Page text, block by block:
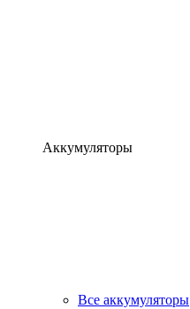
Аккумуляторы
Все аккумуляторы